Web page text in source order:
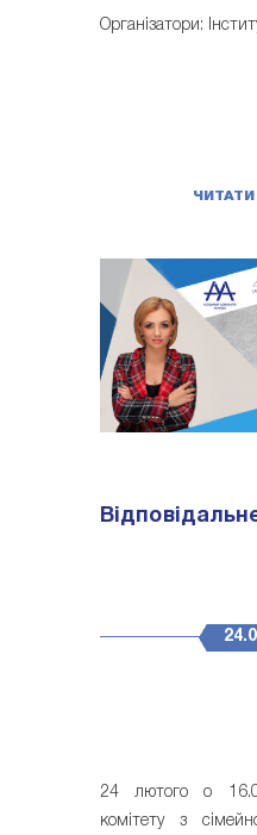
Організатори:
ЧИТАТИ
24 лютого о
комітету з